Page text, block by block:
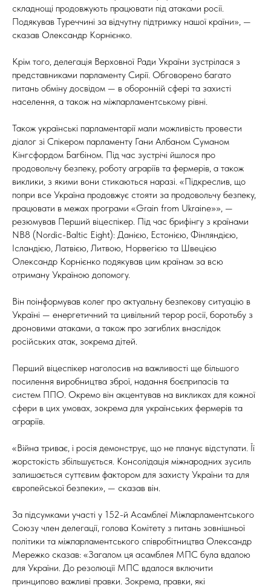
складнощі продовжують працювати під атаками росії.
Подякував Туреччині за відчутну підтримку нашої країни», —
сказав Олександр Корнієнко.
Крім того, делегація Верховної Ради України зустрілася з
представниками парламенту Сирії. Обговорено багато
питань обміну досвідом — в оборонній сфері та захисті
населення, а також на міжпарламентському рівні.
Також українські парламентарії мали можливість провести
діалог зі Спікером парламенту Гани Албаном Суманом
Кінгсфордом Багбіном. Під час зустрічі йшлося про
продовольчу безпеку, роботу аграріїв та фермерів, а також
виклики, з якими вони стикаються наразі. «Підкреслив, що
попри все Україна продовжує стояти за продовольчу безпеку,
працювати в межах програми «Grain from Ukraine»», —
резюмував Перший віцеспікер. Під час брифінгу з країнами
NB8 (Nordic-Baltic Eight): Данією, Естонією, Фінляндією,
Ісландією, Латвією, Литвою, Норвегією та Швецією
Олександр Корнієнко подякував цим країнам за всю
отриману Україною допомогу.
Він поінформував колег про актуальну безпекову ситуацію в
Україні — енергетичний та цивільний терор росії, боротьбу з
дроновими атаками, а також про загиблих внаслідок
російських атак, зокрема дітей.
Перший віцеспікер наголосив на важливості ще більшого
посилення виробництва зброї, надання боєприпасів та
систем ППО. Окремо він акцентував на викликах для кожної
сфери в цих умовах, зокрема для українських фермерів та
аграріїв.
«Війна триває, і росія демонструє, що не планує відступати. Її
жорстокість збільшується. Консолідація міжнародних зусиль
залишається суттєвим фактором для захисту України та для
європейської безпеки», — сказав він.
За підсумками участі у 152-й Асамблеї Міжпарламентського
Союзу член делегації, голова Комітету з питань зовнішньої
політики та міжпарламентського співробітництва Олександр
Мережко сказав: «Загалом ця асамблея МПС була вдалою
для України. До резолюції МПС вдалося включити
принципово важливі правки. Зокрема, правки, які